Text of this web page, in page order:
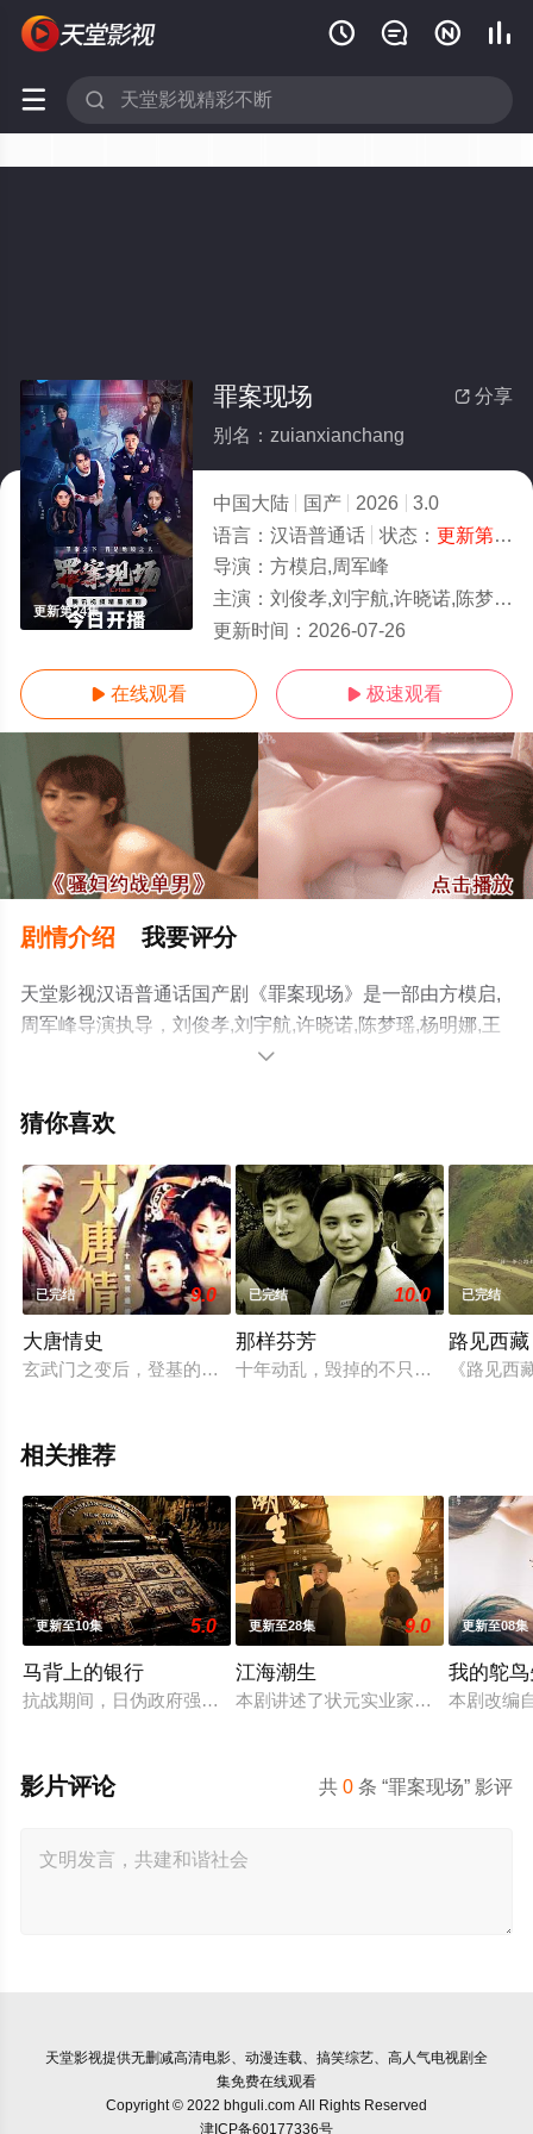
   
 
更新第24集
 分享
罪案现场
别名：zuianxianchang
中国大陆 国产 2026
3.0
语言： 汉语普通话 状态： 更新第24集
导演： 方模启,周军峰
主演： 刘俊孝,刘宇航,许晓诺,陈梦瑶,杨明娜,王建新,刘金,洛嘉,赵美钧,童心,张程诗晴,戚彩,刘鸿飞,费贝贝,李长怿,方之郅,田媛,
更新时间： 2026-07-26
 在线观看  极速观看
剧情介绍 我要评分
天堂影视汉语普通话国产剧《罪案现场》是一部由方模启,
周军峰导演执导，刘俊孝,刘宇航,许晓诺,陈梦瑶,杨明娜,王
建新,刘金,洛嘉,赵美钧,童心,张程诗晴,戚彩,刘鸿飞,费贝贝,
大陆电视剧，手机免费观看高清未删减完整版电视剧全集
视猫或剧情网等平台了解。

猜你喜欢
已完结 9.0
大唐情史
玄武门之变后，登基的李世民（唐国强 饰）开始贞观之治，他
已完结 10.0
那样芬芳
十年动乱，毁掉的不只是一代人的人
已完结
路见西藏
《路见
相关推荐
更新至10集 5.0
马背上的银行
抗战期间，日伪政府强行推广、使用由“中国准备银行”发行的
更新至28集 9.0
江海潮生
本剧讲述了状元实业家张謇创办大生
更新至08集
我的鸵
本剧改编
共0 条 “罪案现场” 影评
影片评论
天堂影视提供无删减高清电影、动漫连载、搞笑综艺、高人气电视剧全
集免费在线观看
Copyright © 2022 bhguli.com All Rights Reserved
津ICP备60177336号